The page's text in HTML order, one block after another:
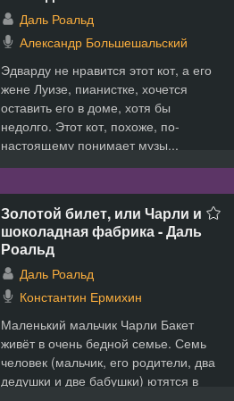
Даль Роальд
Александр Большешальский
Эдварду не нравится этот кот, а его
жене Луизе, пианистке, хочется
оставить его в доме, хотя бы
недолго. Этот кот, похоже, по-
настоящему понимает музы...
Золотой билет, или Чарли и
шоколадная фабрика - Даль
Роальд
Даль Роальд
Константин Ермихин
Маленький мальчик Чарли Бакет
живёт в очень бедной семье. Семь
человек (мальчик, его родители, два
дедушки и две бабушки) ютятся в